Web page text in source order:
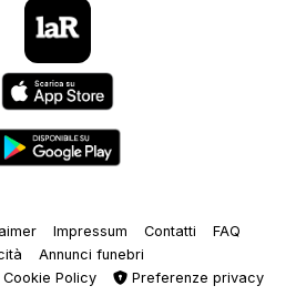
Impressum Contatti
FAQ
Annunci funebri
Policy Preferenze privacy